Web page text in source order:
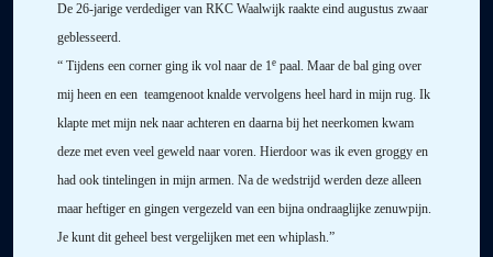
De 26-jarige verdediger van RKC Waalwijk raakte eind augustus zwaar
geblesseerd.
“ Tijdens een corner ging ik vol naar de 1e paal. Maar de bal ging over
mij heen en een teamgenoot knalde vervolgens heel hard in mijn rug. Ik
klapte met mijn nek naar achteren en daarna bij het neerkomen kwam
deze met even veel geweld naar voren. Hierdoor was ik even groggy en
had ook tintelingen in mijn armen. Na de wedstrijd werden deze alleen
maar heftiger en gingen vergezeld van een bijna ondraaglijke zenuwpijn.
Je kunt dit geheel best vergelijken met een whiplash.”